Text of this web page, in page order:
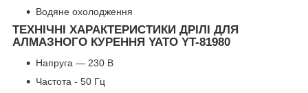
Водяне охолодження
ТЕХНІЧНІ ХАРАКТЕРИСТИКИ ДРІЛІ ДЛЯ
АЛМАЗНОГО КУРЕННЯ YATO YT-81980
Напруга — 230 В
Частота - 50 Гц